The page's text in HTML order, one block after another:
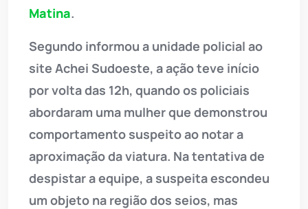
Matina.
Segundo informou a unidade policial ao
site Achei Sudoeste, a ação teve início
por volta das 12h, quando os policiais
abordaram uma mulher que demonstrou
comportamento suspeito ao notar a
aproximação da viatura. Na tentativa de
despistar a equipe, a suspeita escondeu
um objeto na região dos seios, mas